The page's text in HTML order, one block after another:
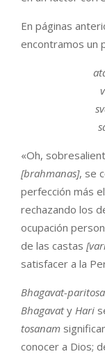
En páginas
encontramos un
«Oh,
[brahmanas], se
perfección más
rechazando los
ocupación
de las castas
satisfacer a la
Bhagavat-
Bhagavaty Hari
tosanam
conocer a Dios;